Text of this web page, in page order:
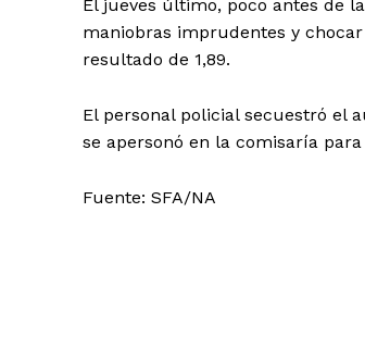
El jueves último, poco antes de
maniobras imprudentes y
resultado de 1,89.
El personal policial secuestró el
se apersonó en la comisaría
Fuente: SFA/NA